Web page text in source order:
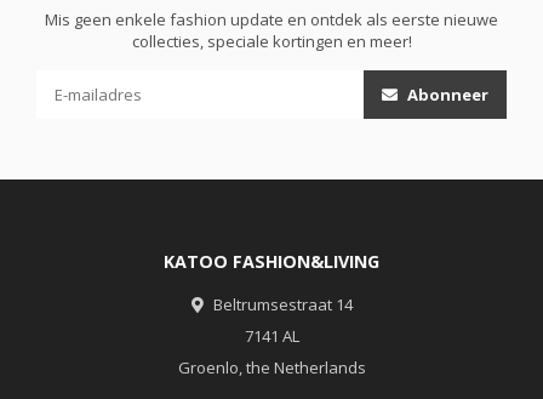
Mis geen enkele fashion update en ontdek als eerste nieuwe
collecties, speciale kortingen en meer!
Abonneer
KATOO FASHION&LIVING
Beltrumsestraat 14
7141 AL
Groenlo, the Netherlands